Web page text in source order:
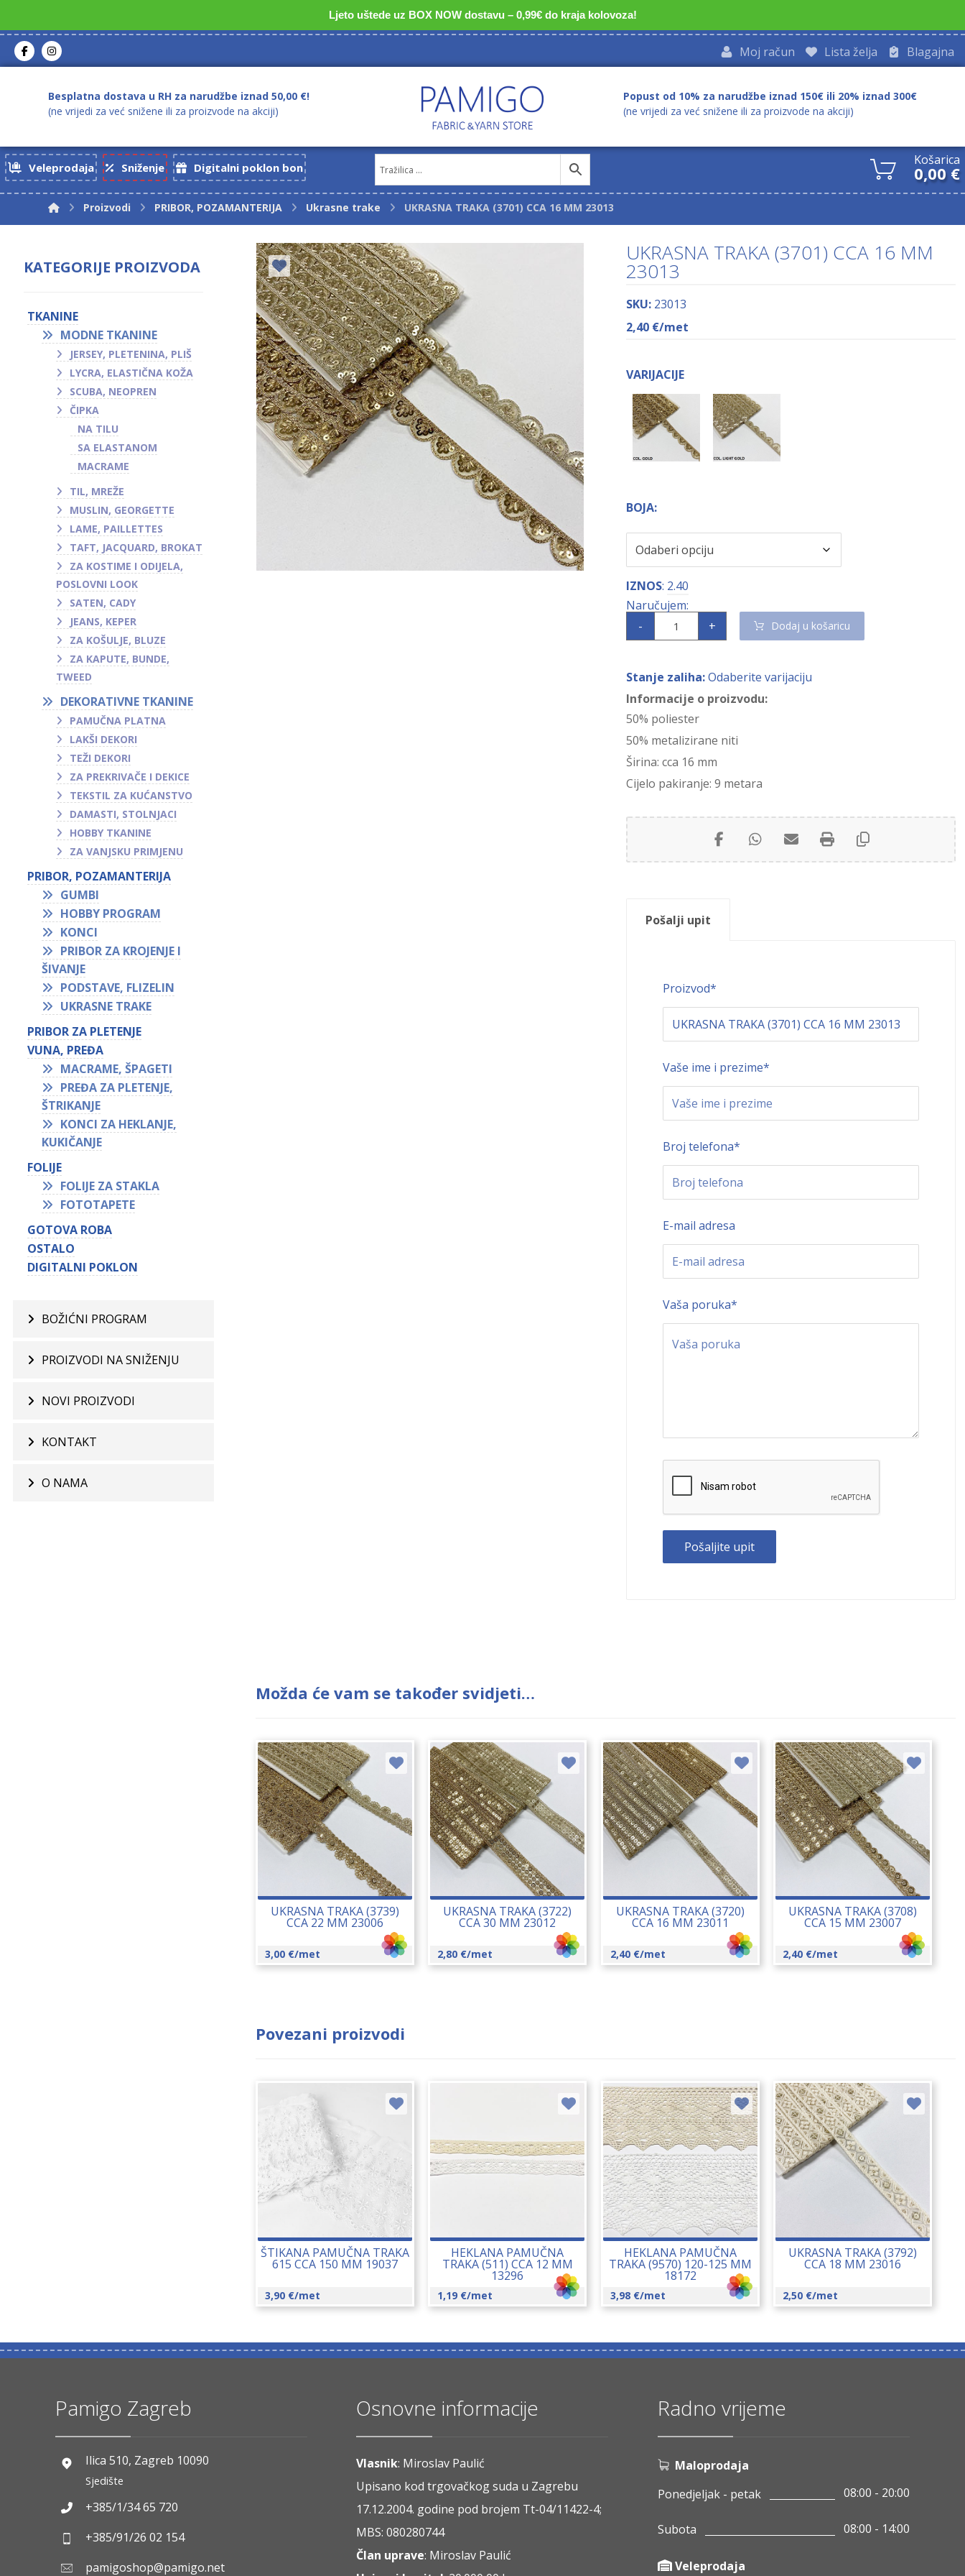
Ljeto uštede uz BOX NOW dostavu – 0,99€ do kraja kolovoza!
Blagajna
Lista želja
Moj račun
Besplatna dostava u RH za narudžbe iznad 50,00 €!
(ne vrijedi za već snižene ili za proizvode na akciji)
Popust od 10% za narudžbe iznad 150€ ili 20% iznad 300€
(ne vrijedi za već snižene ili za proizvode na akciji)
Veleprodaja Sniženje Digitalni poklon bon Košarica
0,00 €
Proizvodi PRIBOR, POZAMANTERIJA Ukrasne trake UKRASNA TRAKA (3701) CCA 16 MM 23013
UKRASNA TRAKA (3701) CCA 16 MM
23013
SKU: 23013
2,40 €/met
VARIJACIJE
BOJA:
IZNOS: 2.40
- + Dodaj u košaricu
Stanje zaliha: Odaberite varijaciju
Informacije o proizvodu:
50% poliester
50% metalizirane niti
Širina: cca 16 mm
Cijelo pakiranje: 9 metara
Pošalji upit
Proizvod*
Vaše ime i prezime*
Broj telefona*
E-mail adresa
Vaša poruka*
Možda će vam se također svidjeti…
UKRASNA TRAKA (3739)
CCA 22 MM 23006
3,00 €/met
UKRASNA TRAKA (3722)
CCA 30 MM 23012
2,80 €/met
UKRASNA TRAKA (3720)
CCA 16 MM 23011
2,40 €/met
UKRASNA TRAKA (3708)
CCA 15 MM 23007
2,40 €/met
Povezani proizvodi
ŠTIKANA PAMUČNA TRAKA
615 CCA 150 MM 19037
3,90 €/met
HEKLANA PAMUČNA
TRAKA (511) CCA 12 MM
13296
1,19 €/met
HEKLANA PAMUČNA
TRAKA (9570) 120-125 MM
18172
3,98 €/met
UKRASNA TRAKA (3792)
CCA 18 MM 23016
2,50 €/met
KATEGORIJE PROIZVODA
TKANINE
MODNE TKANINE
JERSEY, PLETENINA, PLIŠ
LYCRA, ELASTIČNA KOŽA
SCUBA, NEOPREN
ČIPKA
NA TILU
SA ELASTANOM
MACRAME
TIL, MREŽE
MUSLIN, GEORGETTE
LAME, PAILLETTES
TAFT, JACQUARD, BROKAT
ZA KOSTIME I ODIJELA,
POSLOVNI LOOK
SATEN, CADY
JEANS, KEPER
ZA KOŠULJE, BLUZE
ZA KAPUTE, BUNDE,
TWEED
DEKORATIVNE TKANINE
PAMUČNA PLATNA
LAKŠI DEKORI
TEŽI DEKORI
ZA PREKRIVAČE I DEKICE
TEKSTIL ZA KUĆANSTVO
DAMASTI, STOLNJACI
HOBBY TKANINE
ZA VANJSKU PRIMJENU
PRIBOR, POZAMANTERIJA
GUMBI
HOBBY PROGRAM
KONCI
PRIBOR ZA KROJENJE I
ŠIVANJE
PODSTAVE, FLIZELIN
UKRASNE TRAKE
PRIBOR ZA PLETENJE
VUNA, PREĐA
MACRAME, ŠPAGETI
PREĐA ZA PLETENJE,
ŠTRIKANJE
KONCI ZA HEKLANJE,
KUKIČANJE
FOLIJE
FOLIJE ZA STAKLA
FOTOTAPETE
GOTOVA ROBA
OSTALO
DIGITALNI POKLON
BOŽIĆNI PROGRAM
PROIZVODI NA SNIŽENJU
NOVI PROIZVODI
KONTAKT
O NAMA
Pamigo Zagreb
Ilica 510, Zagreb 10090
Sjedište
+385/1/34 65 720
+385/91/26 02 154
pamigoshop@pamigo.net
Osnovne informacije
Vlasnik: Miroslav Paulić
Upisano kod trgovačkog suda u Zagrebu
17.12.2004. godine pod brojem Tt-04/11422-4;
MBS: 080280744
Član uprave: Miroslav Paulić
Radno vrijeme
Maloprodaja
Ponedjeljak - petak
08:00 - 20:00
Subota 08:00 - 14:00
Veleprodaja